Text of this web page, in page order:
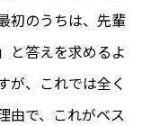
初のうちは、先輩
と答えを求めるよ
が、これでは全く
由で、これがベス